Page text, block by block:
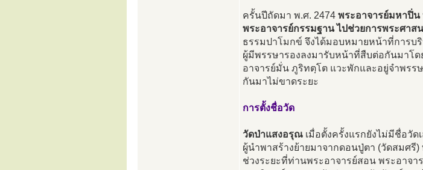
ครั้นปีถัดมา พ.ศ. 2474 พระอาจารย์มหาปิ่
พระอาจารย์กรรมฐาน ไปช่วยการพระศา
ธรรมปาโมกข์ จึงได้มอบหมายหน้าที่การบ
ผู้มีพรรษารองลงมารับหน้าที่สืบต่อกันมาโ
อาจารย์มั่น ภูริทตฺโต แวะพักและอยู่จำพร
กันมาไม่ขาดระยะ
การตั้งชื่อวัด
วัดป่าแสงอรุณ เมื่อตั้งครั้งแรกยังไม่มีชื่อวัด
ผู้นำพาสร้างย้ายมาจากดอนปู่ตา (วัดสมศ
ช่วงระยะที่ท่านพระอาจารย์สอน พระอาจา